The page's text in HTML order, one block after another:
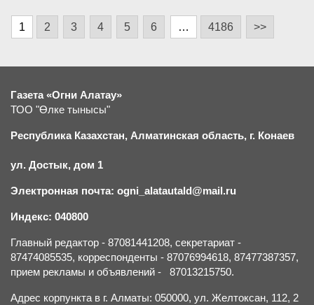
1 2 3 4 5 6 … 4186 >>
Газета «Огни Алатау»
ТОО "Өлке тынысы"
Республика Казахстан, Алматинская область, г. Конаев
ул. Достык, дом 1
Электронная почта: ogni_alatautald@mail.ru
Индекс: 040800
Главный редактор - 87081441208, секретариат -
87474085535, корреспонденты - 87076994618, 87477387357,
прием рекламы и объявлений - 87013215750.
Адрес корпункта в г. Алматы: 050000, ул. Желтоксан, 112, 2